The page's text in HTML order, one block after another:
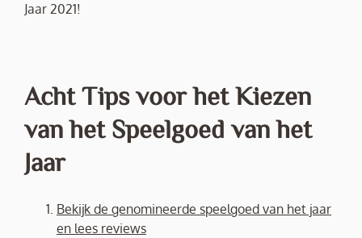
Jaar 2021!
Acht Tips voor het Kiezen
van het Speelgoed van het
Jaar
Bekijk de genomineerde speelgoed van het jaar
en lees reviews